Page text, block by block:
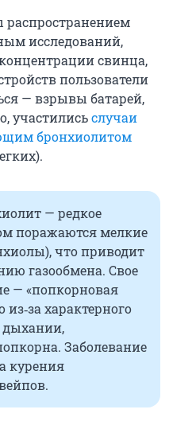
распространением
исследований,
свинца,
пользователи
— взрывы батарей,
участилисьслучаи
бронхиолитом
— редкое
поражаются мелкие
что приводит
газообмена. Свое
— «попкорновая
характерного
дыхании,
Заболевание
курения